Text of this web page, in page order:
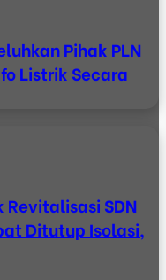
Pihak PLN
Listrik Secara
Revitalisasi SDN
Ditutup Isolasi,